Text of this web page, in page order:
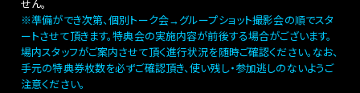
せん。
※準備ができ次第、個別トーク会→グループショット撮影会の順でスタ
ートさせて頂きます。特典会の実施内容が前後する場合がございます。
場内スタッフがご案内させて頂く進行状況を随時ご確認ください。なお、
手元の特典券枚数を必ずご確認頂き、使い残し・参加逃しのないようご
注意ください。